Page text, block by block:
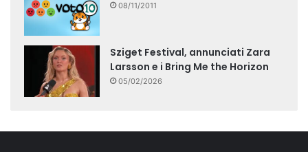
08/11/2011
Sziget Festival, annunciati Zara
Larsson e i Bring Me the Horizon
05/02/2026